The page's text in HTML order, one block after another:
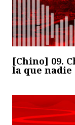
[Chino] 09.
la que